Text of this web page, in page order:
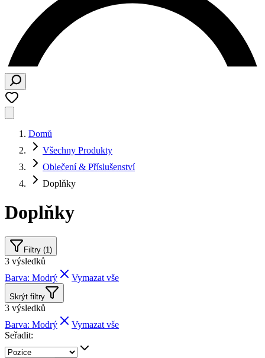
Domů
Všechny Produkty
Oblečení & Příslušenství
Doplňky
Doplňky
Filtry (1)
3 výsledků
Barva: Modrý
Vymazat vše
Skrýt filtry
3 výsledků
Barva: Modrý
Vymazat vše
Seřadit: